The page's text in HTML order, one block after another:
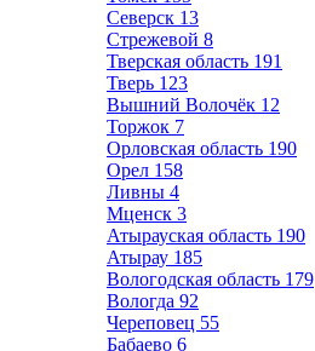
Северск 13
Стрежевой 8
Тверская область 191
Тверь 123
Вышний Волочёк 12
Торжок 7
Орловская область 190
Орел 158
Ливны 4
Мценск 3
Атырауская область 190
Атырау 185
Вологодская область 179
Вологда 92
Череповец 55
Бабаево 6